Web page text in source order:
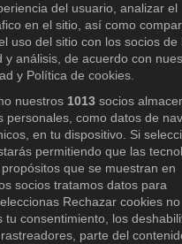
del usuario, analizar el
en el sitio, así como
uso del sitio con los socios de
y análisis, de acuerdo con
y Política de cookies.
nuestros 1013 socios
personales, como datos de
en tu dispositivo. Si
permitiendo que las
que se muestran en
socios tratamos datos para
Rechazar cookies no
tu consentimiento, los
parte del